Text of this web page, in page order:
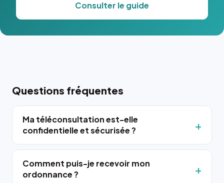
Consulter le guide
Questions fréquentes
Ma téléconsultation est-elle
confidentielle et sécurisée ?
Comment puis-je recevoir mon
ordonnance ?